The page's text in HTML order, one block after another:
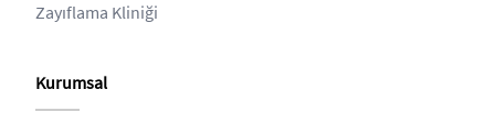
Zayıflama Kliniği
Kurumsal